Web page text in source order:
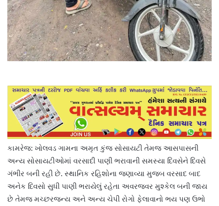
કામરેજ: ખોલવડ ગામના અમૃત કુંજ સોસાયટી તેમજ આસપાસની
અન્ય સોસાયટીઓમાં વરસાદી પાણી ભરાવાની સમસ્યા દિવસેને દિવસે
ગંભીર બની રહી છે. સ્થાનિક રહિશોના જણાવ્યા મુજબ વરસાદ બાદ
અનેક દિવસો સુધી પાણી ભરાયેલું રહેતા અવરજવર મુશ્કેલ બની જાય
છે તેમજ મચ્છરજન્ય અને અન્ય ચેપી રોગો ફેલાવાનો ભય પણ ઉભો